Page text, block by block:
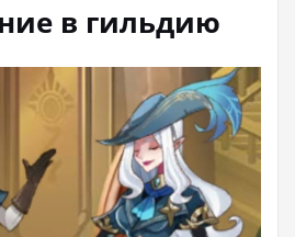
в гильдию